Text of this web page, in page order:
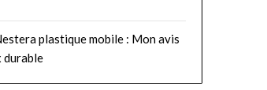
plastique mobile : Mon avis
durable